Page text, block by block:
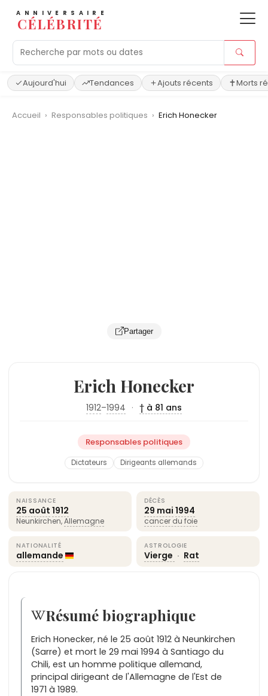
ANNIVERSAIRE
CÉLÉBRITÉ
Aujourd'hui Tendances Ajouts récents Morts
Accueil › Responsables politiques › Erich Honecker
Partager
Erich Honecker
1912–1994 · † à 81 ans
Responsables politiques
Dictateurs Dirigeants allemands
NAISSANCE
25 août 1912
Neunkirchen,Allemagne
DÉCÈS
29 mai 1994
cancer du foie
NATIONALITÉ
allemande
ASTROLOGIE
Vierge · Rat
Résumé biographique
Erich Honecker, né le 25 août 1912 à Neunkirchen
(Sarre) et mort le 29 mai 1994 à Santiago du
Chili, est un homme politique allemand,
principal dirigeant de l'Allemagne de l'Est de
1971 à 1989.